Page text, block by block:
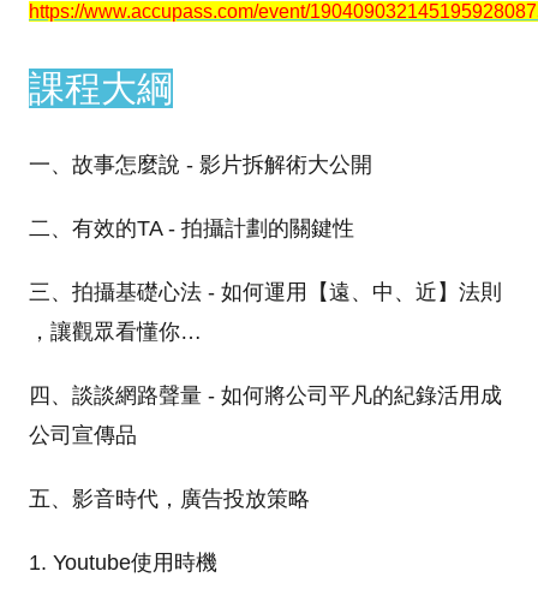
https://www.accupass.com/event/
課程大綱
一、故事怎麼說 - 影片拆解術大公開
二、有效的TA - 拍攝計劃的關鍵性
三、拍攝基礎心法 - 如何運用【遠、中、近】法則
，讓觀眾看懂你…
四、談談網路聲量 - 如何將公司平凡的紀錄活用成
公司宣傳品
五、影音時代，廣告投放策略
1. Youtube使用時機